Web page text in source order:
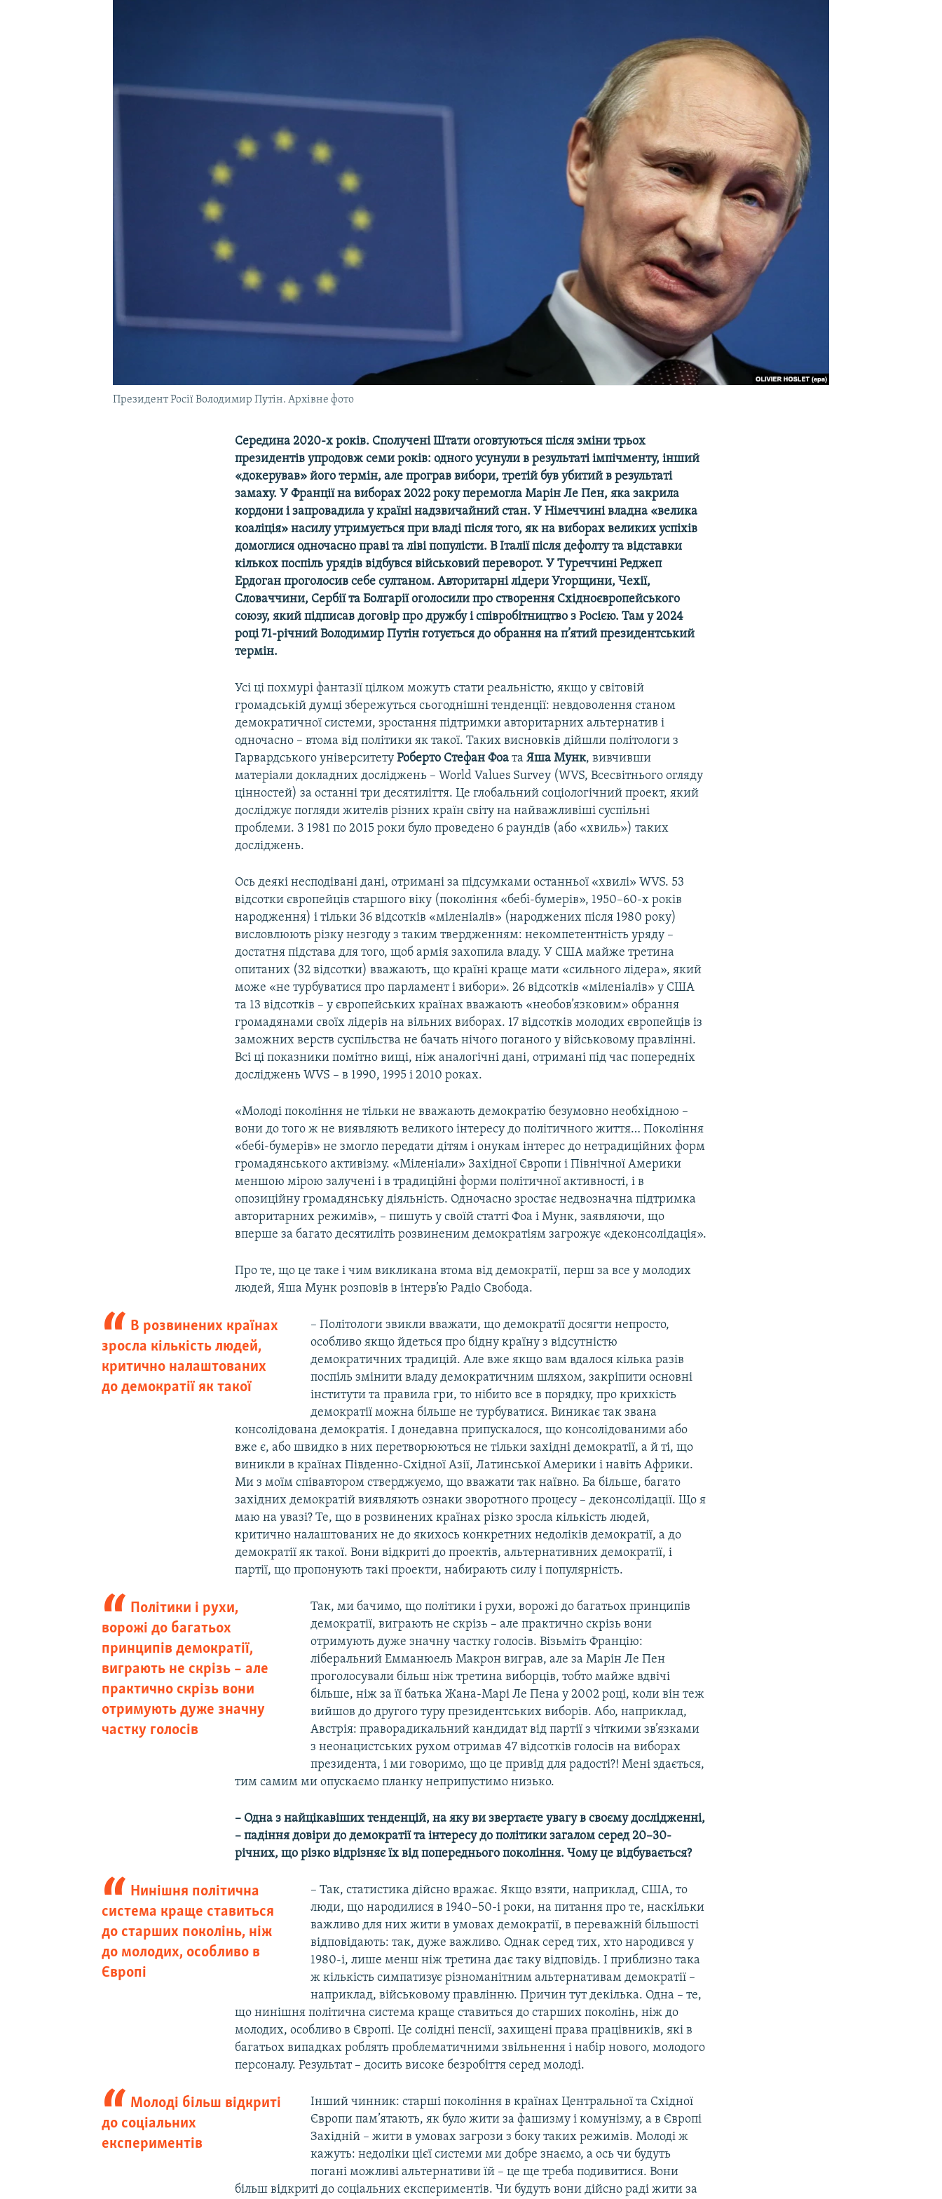
Президент Росії Володимир Путін. Архівне фото
Середина 2020-х років. Сполучені Штати оговтуються після зміни трьох
президентів упродовж семи років: одного усунули в результаті імпічменту, інший
«докерував» його термін, але програв вибори, третій був убитий в результаті
замаху. У Франції на виборах 2022 року перемогла Марін Ле Пен, яка закрила
кордони і запровадила у країні надзвичайний стан. У Німеччині владна «велика
коаліція» насилу утримується при владі після того, як на виборах великих успіхів
домоглися одночасно праві та ліві популісти. В Італії після дефолту та відставки
кількох поспіль урядів відбувся військовий переворот. У Туреччині Реджеп
Ердоган проголосив себе султаном. Авторитарні лідери Угорщини, Чехії,
Словаччини, Сербії та Болгарії оголосили про створення Східноєвропейського
союзу, який підписав договір про дружбу і співробітництво з Росією. Там у 2024
році 71-річний Володимир Путін готується до обрання на п’ятий президентський
термін.
Усі ці похмурі фантазії цілком можуть стати реальністю, якщо у світовій
громадській думці збережуться сьогоднішні тенденції: невдоволення станом
демократичної системи, зростання підтримки авторитарних альтернатив і
одночасно – втома від політики як такої. Таких висновків дійшли політологи з
Гарвардського університетуРоберто Стефан Фоа таЯша Мунк, вивчивши
матеріали докладних досліджень – World Values Survey (WVS, Всесвітнього огляду
цінностей) за останні три десятиліття. Це глобальний соціологічний проект, який
досліджує погляди жителів різних країн світу на найважливіші суспільні
проблеми. З 1981 по 2015 роки було проведено 6 раундів (або «хвиль») таких
досліджень.
Ось деякі несподівані дані, отримані за підсумками останньої «хвилі» WVS. 53
відсотки європейців старшого віку (покоління «бебі-бумерів», 1950–60-х років
народження) і тільки 36 відсотків «міленіалів» (народжених після 1980 року)
висловлюють різку незгоду з таким твердженням: некомпетентність уряду –
достатня підстава для того, щоб армія захопила владу. У США майже третина
опитаних (32 відсотки) вважають, що країні краще мати «сильного лідера», який
може «не турбуватися про парламент і вибори». 26 відсотків «міленіалів» у США
та 13 відсотків – у європейських країнах вважають «необов’язковим» обрання
громадянами своїх лідерів на вільних виборах. 17 відсотків молодих європейців із
заможних верств суспільства не бачать нічого поганого у військовому правлінні.
Всі ці показники помітно вищі, ніж аналогічні дані, отримані під час попередніх
досліджень WVS – в 1990, 1995 і 2010 роках.
«Молоді покоління не тільки не вважають демократію безумовно необхідною –
вони до того ж не виявляють великого інтересу до політичного життя… Покоління
«бебі-бумерів» не змогло передати дітям і онукам інтерес до нетрадиційних форм
громадянського активізму. «Міленіали» Західної Європи і Північної Америки
меншою мірою залучені і в традиційні форми політичної активності, і в
опозиційну громадянську діяльність. Одночасно зростає недвозначна підтримка
авторитарних режимів», – пишуть у своїй статті Фоа і Мунк, заявляючи, що
вперше за багато десятиліть розвиненим демократіям загрожує «деконсолідація».
Про те, що це таке і чим викликана втома від демократії, перш за все у молодих
людей, Яша Мунк розповів в інтерв’ю Радіо Свобода.
В розвинених країнах
зросла кількість людей,
критично налаштованих
до демократії як такої
– Політологи звикли вважати, що демократії досягти непросто,
особливо якщо йдеться про бідну країну з відсутністю
демократичних традицій. Але вже якщо вам вдалося кілька разів
поспіль змінити владу демократичним шляхом, закріпити основні
інститути та правила гри, то нібито все в порядку, про крихкість
демократії можна більше не турбуватися. Виникає так звана
консолідована демократія. І донедавна припускалося, що консолідованими або
вже є, або швидко в них перетворюються не тільки західні демократії, а й ті, що
виникли в країнах Південно-Східної Азії, Латинської Америки і навіть Африки.
Ми з моїм співавтором стверджуємо, що вважати так наївно. Ба більше, багато
західних демократій виявляють ознаки зворотного процесу – деконсолідації. Що я
маю на увазі? Те, що в розвинених країнах різко зросла кількість людей,
критично налаштованих не до якихось конкретних недоліків демократії, а до
демократії як такої. Вони відкриті до проектів, альтернативних демократії, і
партії, що пропонують такі проекти, набирають силу і популярність.
Політики і рухи,
ворожі до багатьох
принципів демократії,
виграють не скрізь – але
практично скрізь вони
отримують дуже значну
частку голосів
Так, ми бачимо, що політики і рухи, ворожі до багатьох принципів
демократії, виграють не скрізь – але практично скрізь вони
отримують дуже значну частку голосів. Візьміть Францію:
ліберальний Емманюель Макрон виграв, але за Марін Ле Пен
проголосували більш ніж третина виборців, тобто майже вдвічі
більше, ніж за її батька Жана-Марі Ле Пена у 2002 році, коли він теж
вийшов до другого туру президентських виборів. Або, наприклад,
Австрія: праворадикальний кандидат від партії з чіткими зв’язками
з неонацистських рухом отримав 47 відсотків голосів на виборах
президента, і ми говоримо, що це привід для радості?! Мені здається,
тим самим ми опускаємо планку неприпустимо низько.
– Одна з найцікавіших тенденцій, на яку ви звертаєте увагу в своєму дослідженні,
– падіння довіри до демократії та інтересу до політики загалом серед 20–30-
річних, що різко відрізняє їх від попереднього покоління. Чому це відбувається?
Нинішня політична
система краще ставиться
до старших поколінь, ніж
до молодих, особливо в
Європі
– Так, статистика дійсно вражає. Якщо взяти, наприклад, США, то
люди, що народилися в 1940–50-і роки, на питання про те, наскільки
важливо для них жити в умовах демократії, в переважній більшості
відповідають: так, дуже важливо. Однак серед тих, хто народився у
1980-і, лише менш ніж третина дає таку відповідь. І приблизно така
ж кількість симпатизує різноманітним альтернативам демократії –
наприклад, військовому правлінню. Причин тут декілька. Одна – те,
що нинішня політична система краще ставиться до старших поколінь, ніж до
молодих, особливо в Європі. Це солідні пенсії, захищені права працівників, які в
багатьох випадках роблять проблематичними звільнення і набір нового, молодого
персоналу. Результат – досить високе безробіття серед молоді.
Молоді більш відкриті
до соціальних
експериментів
Інший чинник: старші покоління в країнах Центральної та Східної
Європи пам’ятають, як було жити за фашизму і комунізму, а в Європі
Західній – жити в умовах загрози з боку таких режимів. Молоді ж
кажуть: недоліки цієї системи ми добре знаємо, а ось чи будуть
погані можливі альтернативи їй – це ще треба подивитися. Вони
більш відкриті до соціальних експериментів. Чи будуть вони дійсно раді жити за